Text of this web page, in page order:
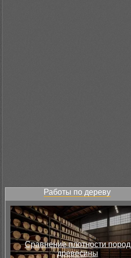
Работы по дереву
Сравнение плотности пород
древесины